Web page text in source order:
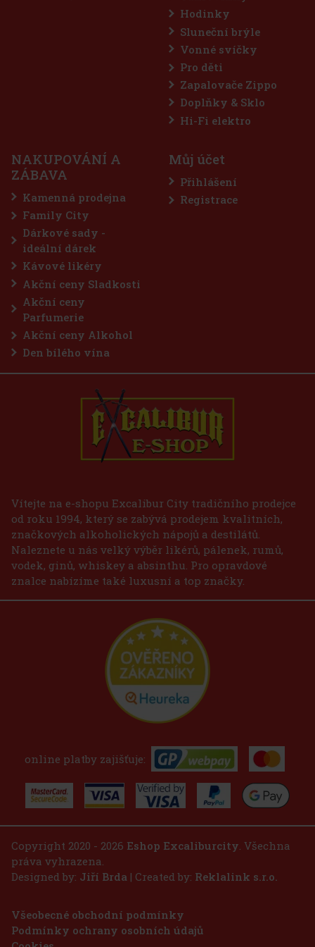
The Macallan A NIGHT ON EARTH IN SCOTLAND
(> 5 ks)
The Macallan A Night On Earth In Scotland v dárkovém boxu je
sezónní limitovaná edice inspirovaná oslavami skotského Nového
roku – Hogmanay. Zachycuje radost ze společných setkání, tradice
předávané po generace i hřejivou atmosféru zimní noci, kdy se
3 492 Kč bez DPH
Hodinky
Sluneční brýle
Vonné svíčky
Pro děti
Zapalovače Zippo
Doplňky & Sklo
Hi-Fi elektro
NAKUPOVÁNÍ A
ZÁBAVA
Kamenná prodejna
Family City
Dárkové sady -
ideální dárek
Kávové likéry
Akční ceny Sladkosti
Akční ceny
Parfumerie
Akční ceny Alkohol
Den bílého vína
Můj účet
Přihlášení
Registrace
Vítejte na e-shopu Excalibur City tradičního prodejce
od roku 1994, který se zabývá prodejem kvalitních,
značkových alkoholických nápojů a destilátů.
Naleznete u nás velký výběr likérů, pálenek, rumů,
vodek, ginů, whiskey a absinthu. Pro opravdové
znalce nabízíme také luxusní a top značky.
online platby zajišťuje:
Copyright 2020 - 2026 Eshop Excaliburcity . Všechna
práva vyhrazena.
Designed by: Jiří Brda | Created by: Reklalink s.r.o.
Všeobecné obchodní podmínky
Podmínky ochrany osobních údajů